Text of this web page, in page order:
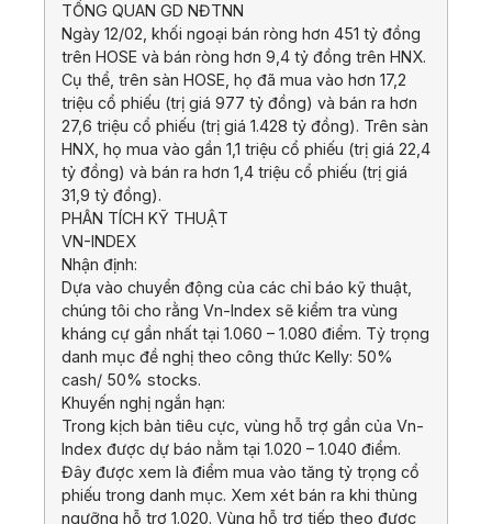
TỔNG QUAN GD NĐTNN
Ngày 12/02, khối ngoại bán ròng hơn 451 tỷ đồng
trên HOSE và bán ròng hơn 9,4 tỷ đồng trên HNX.
Cụ thể, trên sàn HOSE, họ đã mua vào hơn 17,2
triệu cổ phiếu (trị giá 977 tỷ đồng) và bán ra hơn
27,6 triệu cổ phiếu (trị giá 1.428 tỷ đồng). Trên sàn
HNX, họ mua vào gần 1,1 triệu cổ phiếu (trị giá 22,4
tỷ đồng) và bán ra hơn 1,4 triệu cổ phiếu (trị giá
31,9 tỷ đồng).
PHÂN TÍCH KỸ THUẬT
VN-INDEX
Nhận định:
Dựa vào chuyển động của các chỉ báo kỹ thuật,
chúng tôi cho rằng Vn-Index sẽ kiểm tra vùng
kháng cự gần nhất tại 1.060 – 1.080 điểm. Tỷ trọng
danh mục đề nghị theo công thức Kelly: 50%
cash/ 50% stocks.
Khuyến nghị ngắn hạn:
Trong kịch bản tiêu cực, vùng hỗ trợ gần của Vn-
Index được dự báo nằm tại 1.020 – 1.040 điểm.
Đây được xem là điểm mua vào tăng tỷ trọng cổ
phiếu trong danh mục. Xem xét bán ra khi thủng
ngưỡng hỗ trợ 1.020. Vùng hỗ trợ tiếp theo được